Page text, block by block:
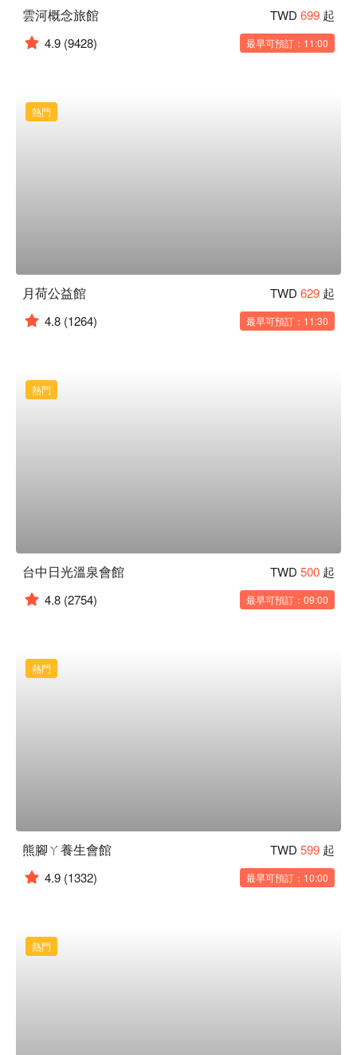
雲河概念旅館 TWD 699 起
4.9 (9428) 最早可預訂：11:00
熱門
月荷公益館 TWD 629 起
4.8 (1264) 最早可預訂：11:30
熱門
台中日光溫泉會館 TWD 500 起
4.8 (2754) 最早可預訂：09:00
熱門
熊腳ㄚ養生會館 TWD 599 起
4.9 (1332) 最早可預訂：10:00
熱門